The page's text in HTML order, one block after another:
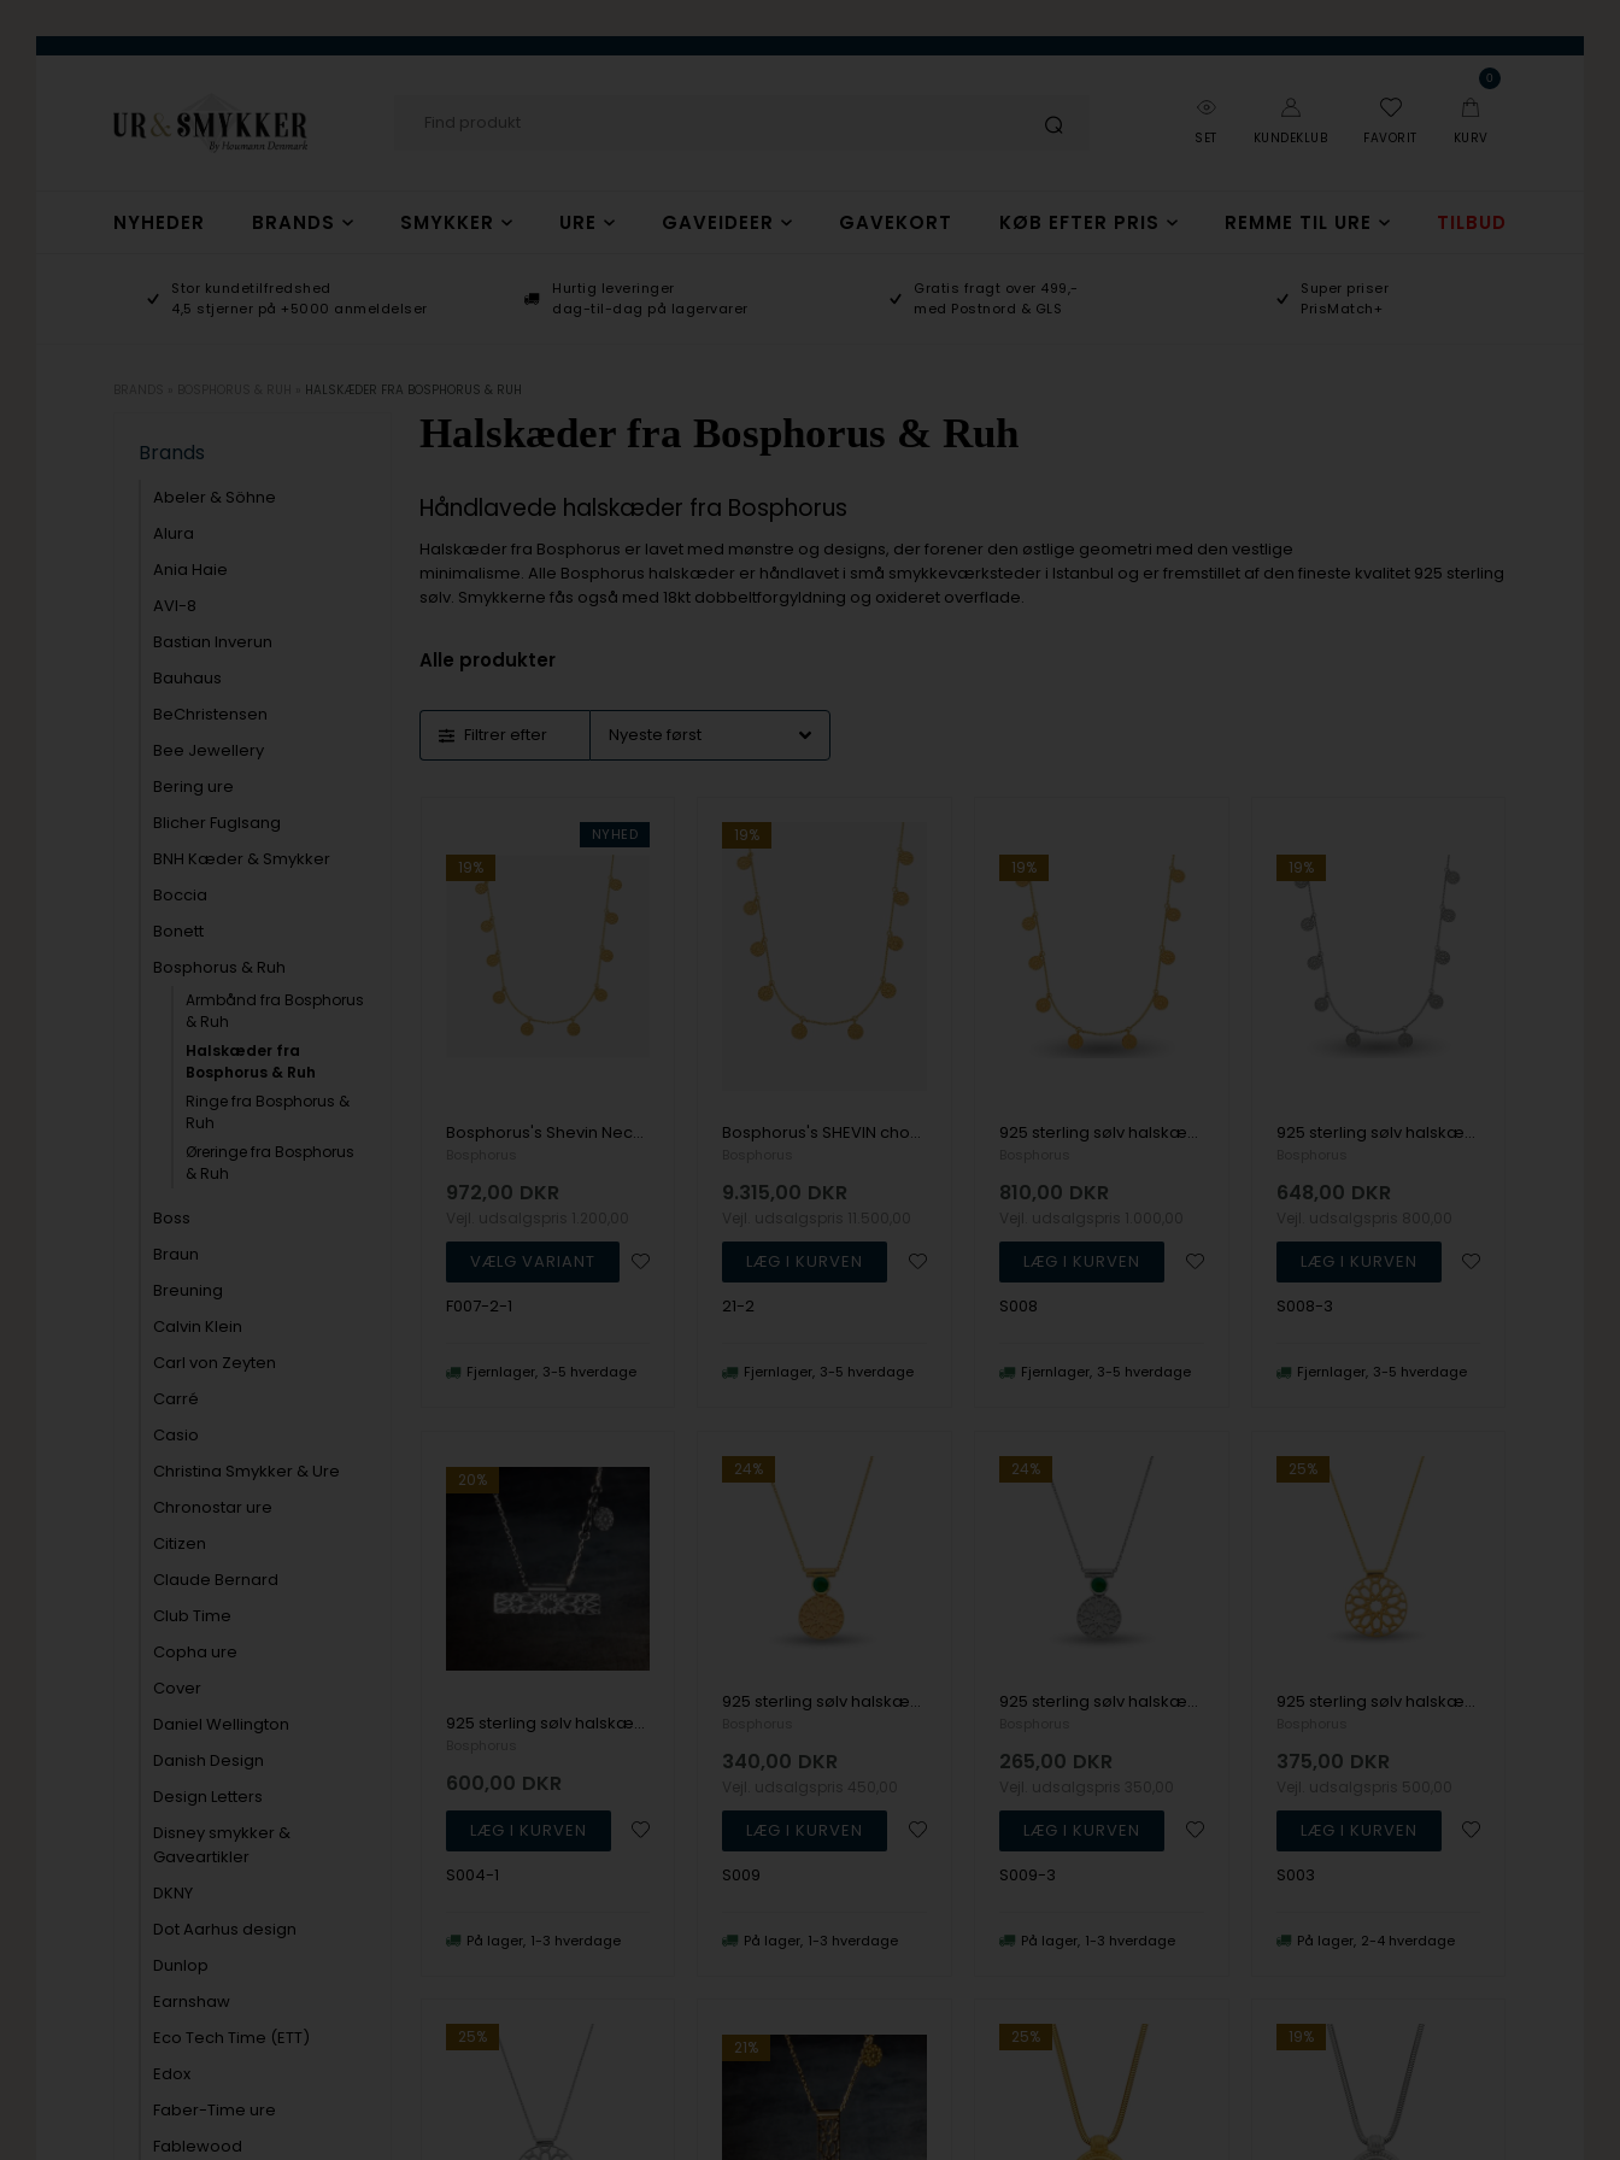
SET KUNDEKLUB FAVORIT
0
KURV
NYHEDER BRANDS SMYKKER URE GAVEIDEER GAVEKORT KØB EFTER PRIS REMME TIL URE TILBUD
Stor kundetilfredshed
4,5 stjerner på +5000 anmeldelser
Hurtig leveringer
dag-til-dag på lagervarer
Gratis fragt over 499,-
med Postnord & GLS
Super priser
PrisMatch+
HALSKÆDER FRA BOSPHORUS & RUH
Brands
Abeler & Söhne
Alura
Ania Haie
AVI-8
Bastian Inverun
Bauhaus
BeChristensen
Bee Jewellery
Bering ure
Blicher Fuglsang
BNH Kæder & Smykker
Boccia
Bonett
Bosphorus & Ruh
Armbånd fra Bosphorus
& Ruh
Halskæder fra
Bosphorus & Ruh
Ringe fra Bosphorus &
Ruh
Øreringe fra Bosphorus
& Ruh
Boss
Braun
Breuning
Calvin Klein
Carl von Zeyten
Carré
Casio
Christina Smykker & Ure
Chronostar ure
Citizen
Claude Bernard
Club Time
Copha ure
Cover
Daniel Wellington
Danish Design
Design Letters
Disney smykker &
Gaveartikler
DKNY
Dot Aarhus design
Dunlop
Earnshaw
Eco Tech Time (ETT)
Edox
Faber-Time ure
Fablewood
Halskæder fra Bosphorus & Ruh
Håndlavede halskæder fra Bosphorus
Halskæder fra Bosphorus er lavet med mønstre og designs, der forener den østlige geometri med den vestlige
minimalisme. Alle Bosphorus halskæder er håndlavet i små smykkeværksteder i Istanbul og er fremstillet af den fineste kvalitet 925 sterling
sølv. Smykkerne fås også med 18kt dobbeltforgyldning og oxideret overflade.
Alle produkter
Filtrer efter
NYHED
19%
Bosphorus's Shevin Necklacke, Rumi Ring & Zara Earrings
972,00 DKR
F007-2-1
Fjernlager 3-5 hverdage
19%
Bosphorus's SHEVIN choker
9.315,00 DKR
21-2
Fjernlager 3-5 hverdage
19%
925 sterling sølv halskæde SHEVIN med mat, forgyldt overflade fra Bosphorus
810,00 DKR
S008
Fjernlager 3-5 hverdage
19%
925 sterling sølv halskæde SHEVIN med mat overflade fra Bosphorus
648,00 DKR
S008-3
Fjernlager 3-5 hverdage
20%
925 sterling sølv halskæde RANIA med mat overflade fra Bosphorus
600,00 DKR
S004-1
På lager 1-3 hverdage
24%
925 sterling sølv halskæde SOFIE med mat, forgyldt overflade fra Bosphorus
340,00 DKR
S009
På lager 1-3 hverdage
24%
925 sterling sølv halskæde SOFIE med mat overflade fra Bosphorus
265,00 DKR
S009-3
På lager 1-3 hverdage
25%
925 sterling sølv halskæde UNA med forgyldt overflade fra Bosphorus
375,00 DKR
S003
På lager 2-4 hverdage
25%
21%
25% 19%